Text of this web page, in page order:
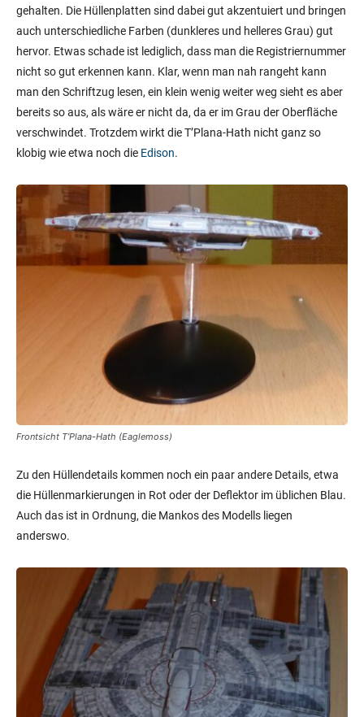
Frontsicht T’Plana-Hath (Eaglemoss)
Zu den Hüllendetails kommen noch ein paar andere Details, etwa
die Hüllenmarkierungen in Rot oder der Deflektor im üblichen Blau.
Auch das ist in Ordnung, die Mankos des Modells liegen
Draufsicht T’Plana-Hath (Eaglemoss)
Denn ähnlich wie die Qoj-Klasseist das Schiff platt wie eine
Flunder. Dies sieht man vor allem, wenn man sich das Schiff im
Seitenprofil ansieht, ist aber auch bei Vorder- und Rückansicht zu